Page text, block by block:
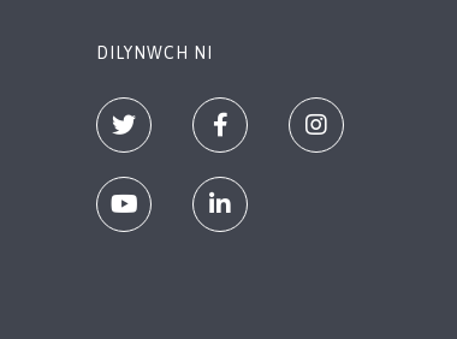
DILYNWCH NI